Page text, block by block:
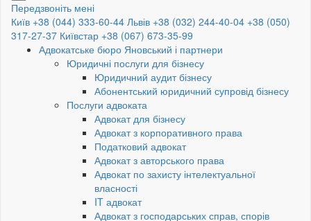
Передзвоніть мені
Київ +38 (044) 333-60-44 Львів +38 (032) 244-40-04 +38 (050)
317-27-37 Київстар +38 (067) 673-35-99
Адвокатське бюро Яновський і партнери
Юридичні послуги для бізнесу
Юридичний аудит бізнесу
Абонентський юридичний супровід бізнесу
Послуги адвоката
Адвокат для бізнесу
Адвокат з корпоративного права
Податковий адвокат
Адвокат з авторського права
Адвокат по захисту інтелектуальної
власності
IT адвокат
Адвокат з господарських справ, спорів